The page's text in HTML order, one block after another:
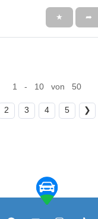
★ ➦
1 - 10 von 50
2 3 4 5 ❯